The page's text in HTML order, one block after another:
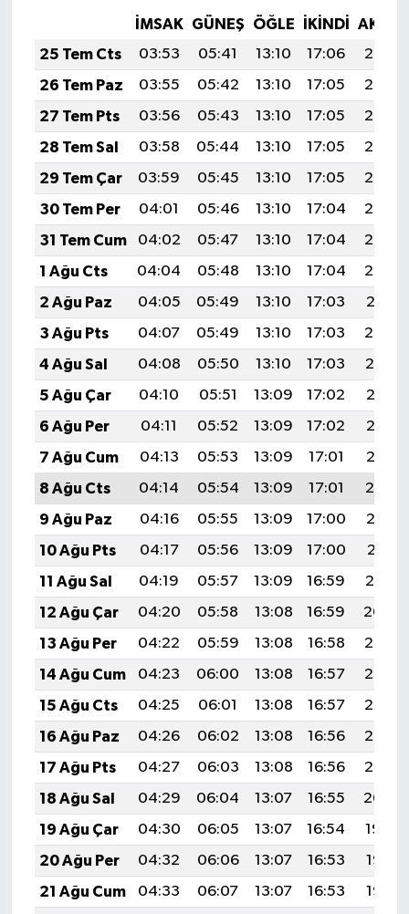
İMSAK GÜNEŞ ÖĞLE İKINDI
25 Tem Cts
03:53 05:41 13:10 17:06
20:29
26 Tem Paz
03:55 05:42 13:10 17:05
20:28
27 Tem Pts
03:56 05:43 13:10 17:05
20:27
28 Tem Sal
03:58 05:44 13:10 17:05
20:26
29 Tem Çar
03:59 05:45 13:10 17:05
20:25
30 Tem Per
04:01 05:46 13:10 17:04
20:24
31 Tem Cum
04:02 05:47 13:10 17:04
20:23
1 Ağu Cts
04:04 05:48 13:10 17:04
20:22
2 Ağu Paz
04:05 05:49 13:10 17:03
20:21
3 Ağu Pts
04:07 05:49 13:10 17:03
20:20
4 Ağu Sal
04:08 05:50 13:10 17:03
20:19
5 Ağu Çar
04:10 05:51 13:09 17:02
20:17
6 Ağu Per
04:11 05:52 13:09 17:02
20:16
7 Ağu Cum
04:13 05:53 13:09 17:01
20:15
8 Ağu Cts
04:14 05:54 13:09 17:01
20:14
9 Ağu Paz
04:16 05:55 13:09 17:00
20:13
10 Ağu Pts
04:17 05:56 13:09 17:00
20:11
11 Ağu Sal
04:19 05:57 13:09 16:59
20:10
12 Ağu Çar
04:20 05:58 13:08 16:59
20:09
13 Ağu Per
04:22 05:59 13:08 16:58
20:07
14 Ağu Cum
04:23 06:00 13:08 16:57
20:06
15 Ağu Cts
04:25 06:01 13:08 16:57
20:05
16 Ağu Paz
04:26 06:02 13:08 16:56
20:03
17 Ağu Pts
04:27 06:03 13:08 16:56
20:02
18 Ağu Sal
04:29 06:04 13:07 16:55
20:00
19 Ağu Çar
04:30 06:05 13:07 16:54
19:59
20 Ağu Per
04:32 06:06 13:07 16:53
19:58
21 Ağu Cum
04:33 06:07 13:07 16:53
19:56